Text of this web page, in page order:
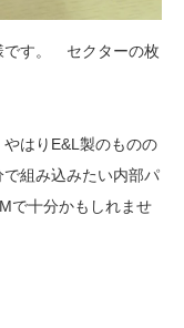
です。 セクターの枚
はりE&L製のものの
組み込みたい内部パ
で十分かもしれませ